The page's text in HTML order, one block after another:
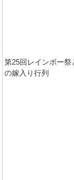
第25回レインボー祭
の嫁入り行列